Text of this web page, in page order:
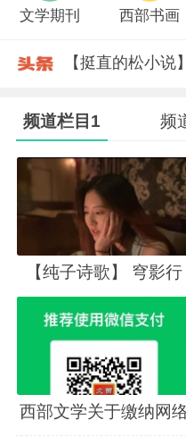
文学期刊 西部书画
【挺直的松小
【彭城荻苇小说
【周炜才诗词】
【龙竹武诗词】
【陈炜潘诗歌】
【孟宪福诗词】
频道栏目1 频
【纯子诗歌】 穹影行
西部文学关于缴纳网